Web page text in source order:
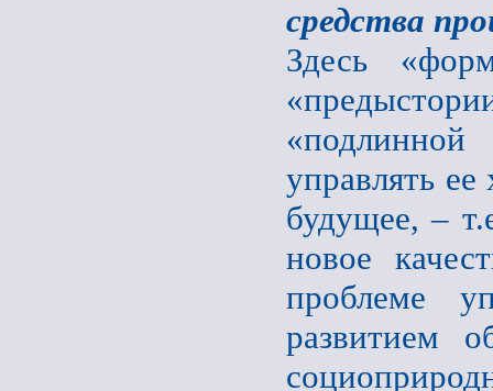
средства
Здесь
управлять ее
будущее, –
новое
проблеме
развитием